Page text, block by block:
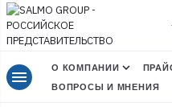
menu О КОМПАНИИ
ВОПРОСЫ И МНЕНИЯ